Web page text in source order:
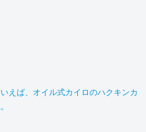
えば、オイル式カイロのハクキンカ